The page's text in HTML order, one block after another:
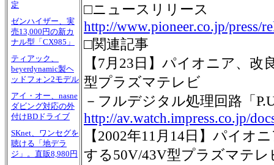
定
ゼンハイザー、実
売13,000円の新カ
ナル型「CX985」
ティアック、
beyerdynamic製ヘ
ッドフォン2モデル
アイ・オー、nasne
ダビング対応の外
付けBDドライブ
SKnet、ワンセグを
聴ける「地デラ
ジ」。直販8,980円
□ニュースリリース
http://www.pioneer.co.jp/press/
□関連記事
【7月23日】パイオニア、
型プラズマテレビ
－フルデジタル処理回路「
http://av.watch.impress.co.jp/
【2002年11月14日】パイオ
する50V/43V型プラズマテレ